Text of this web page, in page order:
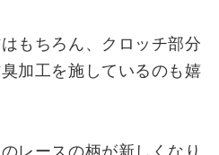
もちろん、クロッチ部分
加工を施しているのも嬉
レースの柄が新しくなり